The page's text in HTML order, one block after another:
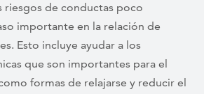
riesgos de conductas poco
importante en la relación de
Esto incluye ayudar a los
que son importantes para el
formas de relajarse y reducir el